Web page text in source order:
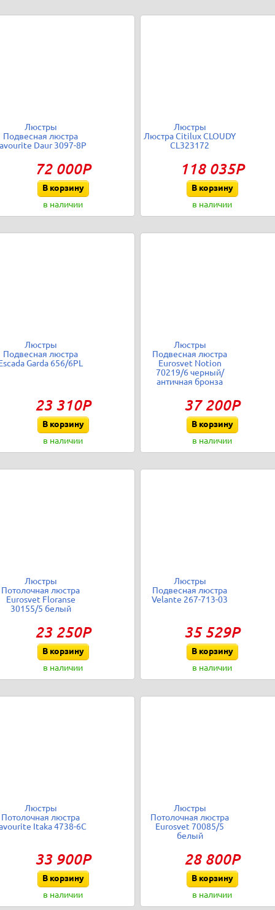
Люстры
Подвесная люстра
Daur 3097-8P
72 000Р
В корзину
в наличии
Люстры
Люстра Citilux CLOUDY
CL323172
118 035Р
В корзину
в наличии
Люстры
Подвесная люстра
Garda 656/6PL
23 310Р
В корзину
в наличии
Люстры
Подвесная люстра
Eurosvet Notion
70219/6 черный/
античная бронза
37 200Р
В корзину
в наличии
Люстры
Потолочная люстра
Eurosvet Floranse
30155/5 белый
23 250Р
В корзину
в наличии
Люстры
Подвесная люстра
Velante 267-713-03
35 529Р
В корзину
в наличии
Люстры
Потолочная люстра
Itaka 4738-6C
33 900Р
В корзину
в наличии
Люстры
Потолочная люстра
Eurosvet 70085/5
белый
28 800Р
В корзину
в наличии